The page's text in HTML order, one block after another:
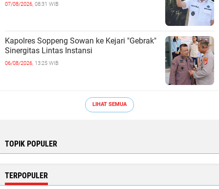
07/08/2026, 08:31 WIB
Kapolres Soppeng Sowan ke Kejari "Gebrak"
Sinergitas Lintas Instansi ‎
06/08/2026, 13:25 WIB
LIHAT SEMUA
TOPIK POPULER
TERPOPULER